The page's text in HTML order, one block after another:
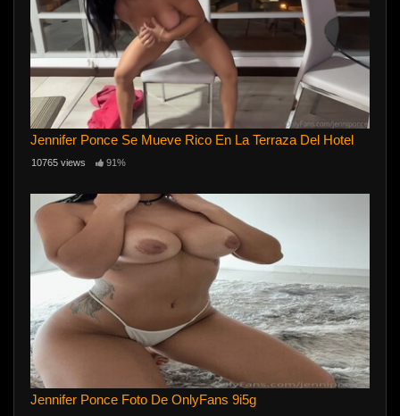
Jennifer Ponce Se Mueve Rico En La Terraza Del Hotel
10765 views 91%
Jennifer Ponce Foto De OnlyFans 9i5g